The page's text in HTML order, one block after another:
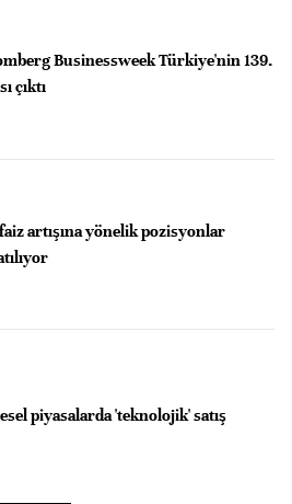
Businessweek Türkiye'nin 139.
çıktı
artışına yönelik pozisyonlar
piyasalarda 'teknolojik' satış